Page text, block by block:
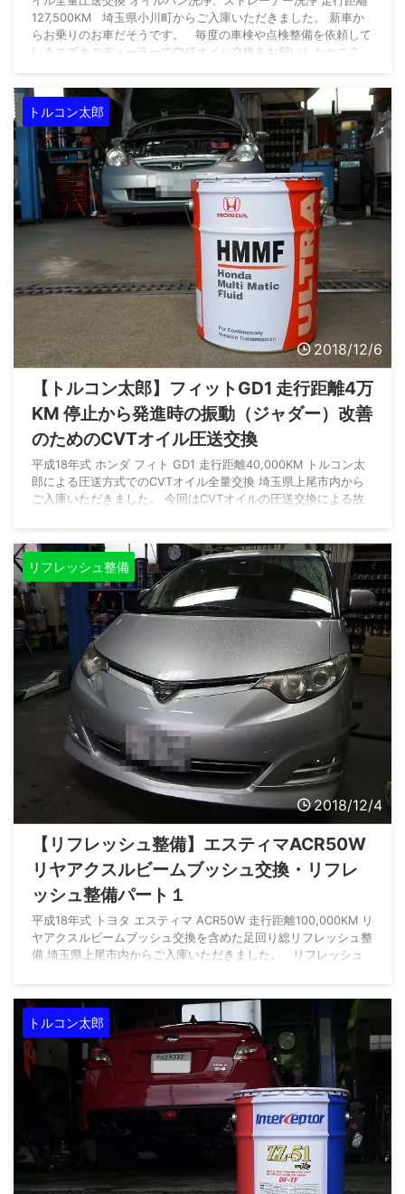
127,500KM 埼玉県小川町からご入庫いただきました。 新車か
らお乗りのお車だそうです。 毎度の車検や点検整備を依頼して
いるスズキのディーラーでCVTオイル交換をお願いしたところ、
そうです。 「交換不要」の真意がわかりません。 車に充填さ
れているオイルは劣化 ...
トルコン太郎
2018/12/6
【トルコン太郎】フィットGD1 走行距離4万
KM 停止から発進時の振動（ジャダー）改善
のためのCVTオイル圧送交換
平成18年式 ホンダ フィト GD1 走行距離40,000KM トルコン太
郎による圧送方式でのCVTオイル全量交換 埼玉県上尾市内から
ご入庫いただきました。 今回はCVTオイルの圧送交換による故
善するための作業になります。 作業内容としては「予防整備」
も「改善作業」もほとんど同じです。 こちらのフィットGD1の
CVTオイルですが、ホンダメーカーでは4万KMごとの交換を推奨
しています。 他メー ...
リフレッシュ整備
2018/12/4
【リフレッシュ整備】エスティマACR50W
リヤアクスルビームブッシュ交換・リフレ
ッシュ整備パート１
平成18年式 トヨタ エスティマ ACR50W 走行距離100,000KM リ
ヤアクスルビームブッシュ交換を含めた足回り総リフレッシュ整
備 埼玉県上尾市内からご入庫いただきました。 リフレッシュ
リング交換 リヤアクスルビームブッシュ交換 ブレーキパット交
換 ディスクローター研磨 ブレーキキャリパーOH ブレーキホー
ス交換 スパークプラグ交換 1G締め付け・4輪アライメント ...
トルコン太郎